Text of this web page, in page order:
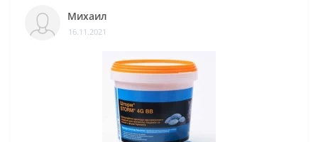
Михаил
16.11.2021